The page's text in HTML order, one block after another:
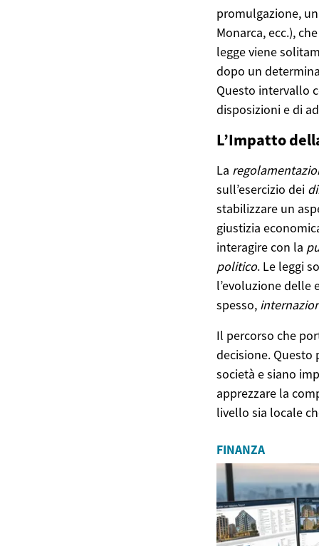
promulgazione,
Monarca, ecc.),
legge viene
dopo un
Questo intervallo
disposizioni e di
L’Impatto
La
sull’esercizio dei
stabilizzare un
giustizia
interagire con la
politico. Le leggi
l’evoluzione delle
spesso,
Il percorso che
decisione. Questo
società e siano
apprezzare la
livello sia locale
FINANZA